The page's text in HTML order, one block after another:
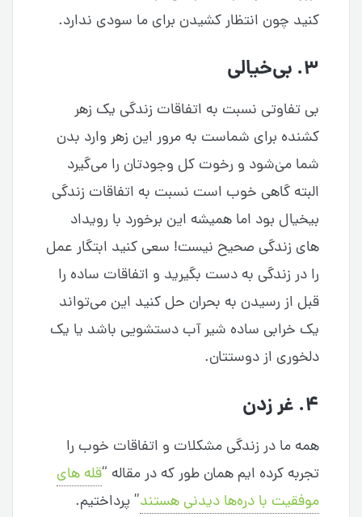
کنید چون انتظار کشیدن برای ما سودی ندارد.
۳. بی‌خیالی
بی تفاوتی نسبت به اتفاقات زندگی یک زهر
کشنده برای شماست به مرور این زهر وارد بدن
شما میٰ‌شود و رخوت کل وجودتان را می‌گیرد
البته گاهی خوب است نسبت به اتفاقات زندگی
بیخیال بود اما همیشه این برخورد با رویداد
های زندگی صحیح نیست! سعی کنید ابتگار عمل
را در زندگی به دست بگیرید و اتفاقات ساده را
قبل از رسیدن به بحران حل کنید این می‌تواند
یک خرابی ساده شیر آب دستشویی باشد یا یک
دلخوری از دوستتان.
۴. غر زدن
همه ما در زندگی مشکلات و اتفاقات خوب را
تجربه کرده ایم همان طور که در مقاله “قله های
موفقیت با دره‌ها دیدنی هستند” پرداختیم.